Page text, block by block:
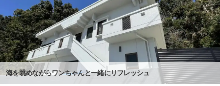
海を眺めながらワンちゃんと一緒にリフレッシュ